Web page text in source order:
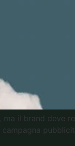
ma il brand deve